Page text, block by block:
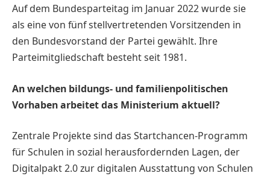
Auf dem Bundesparteitag im Januar 2022 wurde sie
als eine von fünf stellvertretenden Vorsitzenden in
den Bundesvorstand der Partei gewählt. Ihre
Parteimitgliedschaft besteht seit 1981.
An welchen bildungs- und familienpolitischen
Vorhaben arbeitet das Ministerium aktuell?
Zentrale Projekte sind das Startchancen-Programm
für Schulen in sozial herausfordernden Lagen, der
Digitalpakt 2.0 zur digitalen Ausstattung von Schulen